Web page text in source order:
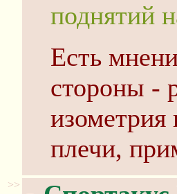
поднятий
Есть
стороны -
изометрия
плечи,
>>